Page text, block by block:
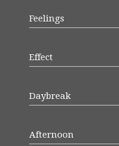
Feelings
Effect
Daybreak
Afternoon